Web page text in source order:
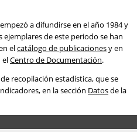
a difundirse en el año 1984 y
ejemplares de este periodo se han
elcatálogo de publicacionesy en
elCentro de Documentación.
recopilación estadística, que se
en la sección Datosde la